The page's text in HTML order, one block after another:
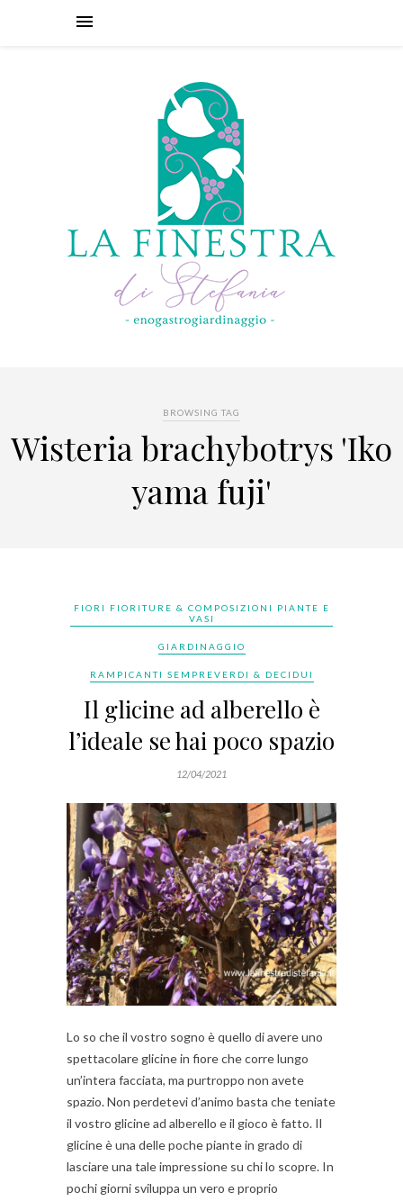
BROWSING TAG
Wisteria brachybotrys 'Iko
yama fuji'
FIORI FIORITURE & COMPOSIZIONI PIANTE E
VASI
GIARDINAGGIO
RAMPICANTI SEMPREVERDI & DECIDUI
Il glicine ad alberello è
l’ideale se hai poco spazio
12/04/2021
Lo so che il vostro sogno è quello di avere uno
spettacolare glicine in fiore che corre lungo
un’intera facciata, ma purtroppo non avete
spazio. Non perdetevi d’animo basta che teniate
il vostro glicine ad alberello e il gioco è fatto. Il
glicine è una delle poche piante in grado di
lasciare una tale impressione su chi lo scopre. In
pochi giorni sviluppa un vero e proprio